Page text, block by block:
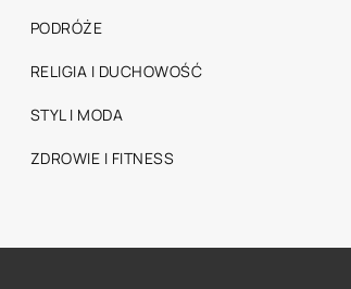
PODRÓŻE
RELIGIA I DUCHOWOŚĆ
STYL I MODA
ZDROWIE I FITNESS